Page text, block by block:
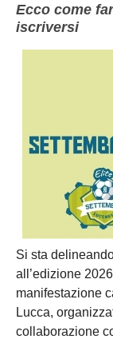
Ecco come
iscriversi
Si sta
all’edizione
manifestazione
Lucca,
collaborazione